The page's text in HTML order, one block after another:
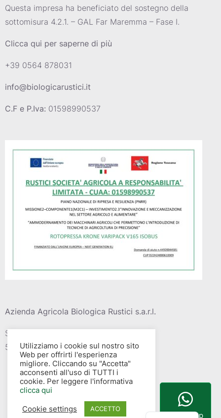
Questa impresa ha beneficiato del sostegno della
sottomisura 4.2.1. – GAL Far Maremma – Fase I.
Clicca qui per saperne di più
+39 0564 878031
info@biologicarustici.it
C.F e P.Iva: 01598990537
Azienda Agricola Biologica Rustici s.a.r.l.
Strada vic. Della barca del grazi, 4
58015 – Albinia (GR)
Utilizziamo i cookie sul nostro sito
Web per offrirti l'esperienza
migliore. Cliccando su "Accetta"
acconsenti all'uso di TUTTI i
cookie. Per leggere l'informativa
clicca qui
Cookie settings
ACCETTO
WhatsApp
English